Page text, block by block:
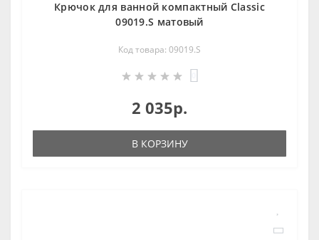
Крючок для ванной компактный Classic
09019.S матовый
Код товара: 09019.S
2 035р.
В КОРЗИНУ